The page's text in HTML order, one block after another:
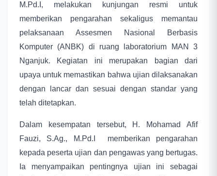
M.Pd.I, melakukan kunjungan resmi untuk
memberikan pengarahan sekaligus memantau
pelaksanaan Assesmen Nasional Berbasis
Komputer (ANBK) di ruang laboratorium MAN 3
Nganjuk. Kegiatan ini merupakan bagian dari
upaya untuk memastikan bahwa ujian dilaksanakan
dengan lancar dan sesuai dengan standar yang
telah ditetapkan.
Dalam kesempatan tersebut, H. Mohamad Afif
Fauzi, S.Ag., M.Pd.I memberikan pengarahan
kepada peserta ujian dan pengawas yang bertugas.
Ia menyampaikan pentingnya ujian ini sebagai